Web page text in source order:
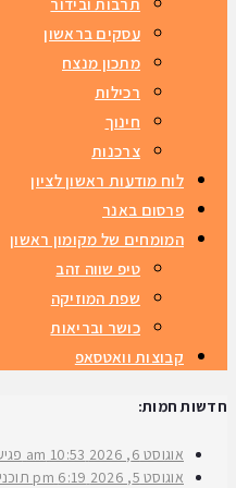
עסקים בראשון
מתכון מנצח
רכילות
חינוך
צרכנות
לוח מודעות ראשון לציון
פרסום באנר
המומחים של מקומון ראשון
טיפ שווה זהב
שפת המוזיקה
כושר ובריאות
קבוצות וואטסאפ
חדשות חמות:
אוגוסט 6, 2026 10:53 am
פגיעת
אוגוסט 5, 2026
6:19 pm